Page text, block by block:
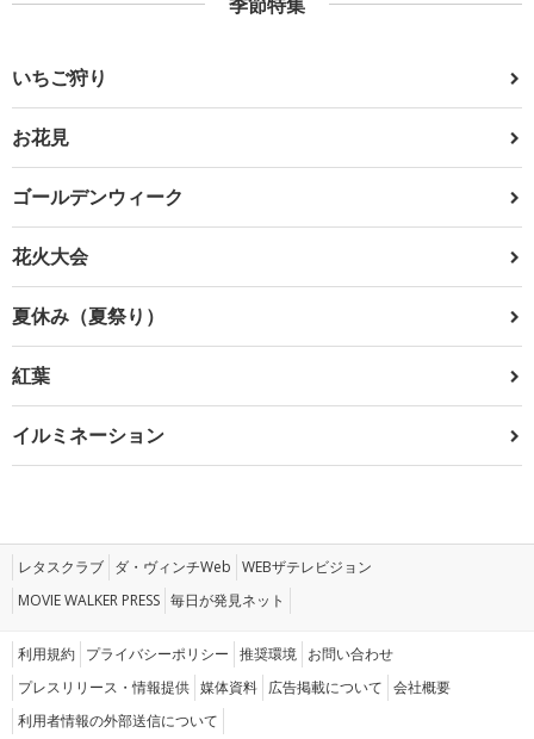
いちご狩り
お花見
ゴールデンウィーク
花火大会
夏休み（夏祭り）
紅葉
イルミネーション
レタスクラブ ダ・ヴィンチWeb WEBザテレビジョン
MOVIE WALKER PRESS 毎日が発見ネット
利用規約 プライバシーポリシー 推奨環境 お問い合わせ
プレスリリース・情報提供 媒体資料 広告掲載について 会社概要
利用者情報の外部送信について